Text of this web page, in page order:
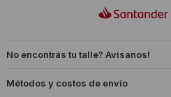
No encontrás tu talle? Avisanos!
Métodos y costos de envío